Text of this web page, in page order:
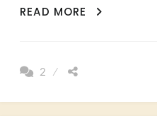
READ MORE
MES
2